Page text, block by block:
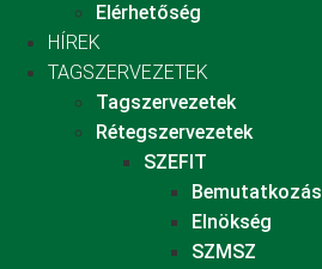
Elérhetőség
HÍREK
TAGSZERVEZETEK
Tagszervezetek
Rétegszervezetek
SZEFIT
Bemutatkozás
Elnökség
SZMSZ